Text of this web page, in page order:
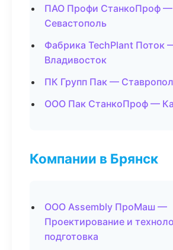
ПАО Профи СтанкоПроф —
Севастополь
Фабрика TechPlant Поток
Владивосток
ПК Групп Пак —
ООО Пак СтанкоПроф —
Компании в Брянск
ООО Assembly ПроМаш —
Проектирование и
подготовка